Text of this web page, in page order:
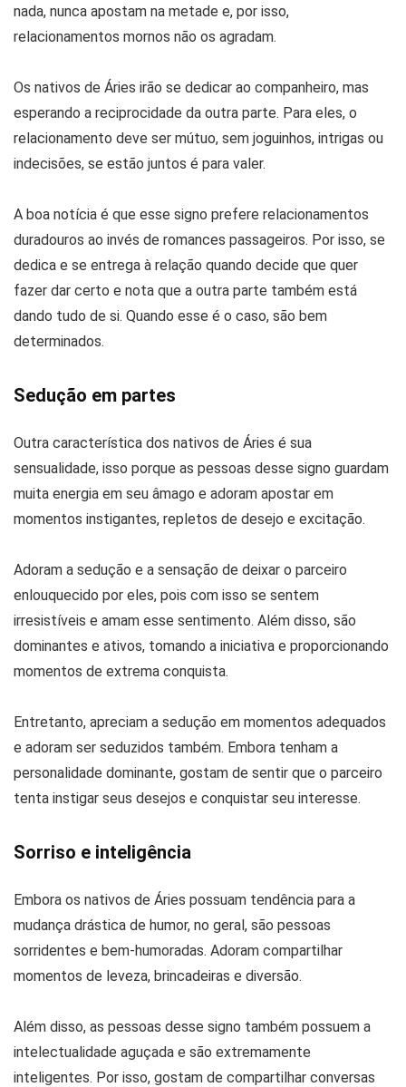
nada, nunca apostam na metade e, por isso,
relacionamentos mornos não os agradam.
Os nativos de Áries irão se dedicar ao companheiro, mas
esperando a reciprocidade da outra parte. Para eles, o
relacionamento deve ser mútuo, sem joguinhos, intrigas ou
indecisões, se estão juntos é para valer.
A boa notícia é que esse signo prefere relacionamentos
duradouros ao invés de romances passageiros. Por isso, se
dedica e se entrega à relação quando decide que quer
fazer dar certo e nota que a outra parte também está
dando tudo de si. Quando esse é o caso, são bem
determinados.
Sedução em partes
Outra característica dos nativos de Áries é sua
sensualidade, isso porque as pessoas desse signo guardam
muita energia em seu âmago e adoram apostar em
momentos instigantes, repletos de desejo e excitação.
Adoram a sedução e a sensação de deixar o parceiro
enlouquecido por eles, pois com isso se sentem
irresistíveis e amam esse sentimento. Além disso, são
dominantes e ativos, tomando a iniciativa e proporcionando
momentos de extrema conquista.
Entretanto, apreciam a sedução em momentos adequados
e adoram ser seduzidos também. Embora tenham a
personalidade dominante, gostam de sentir que o parceiro
tenta instigar seus desejos e conquistar seu interesse.
Sorriso e inteligência
Embora os nativos de Áries possuam tendência para a
mudança drástica de humor, no geral, são pessoas
sorridentes e bem-humoradas. Adoram compartilhar
momentos de leveza, brincadeiras e diversão.
Além disso, as pessoas desse signo também possuem a
intelectualidade aguçada e são extremamente
inteligentes. Por isso, gostam de compartilhar conversas